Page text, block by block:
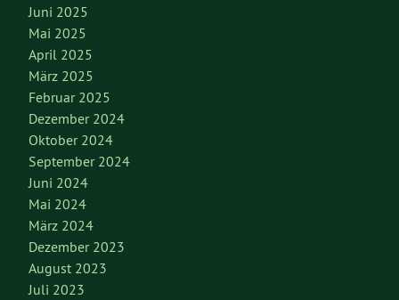
Juni 2025
Mai 2025
April 2025
März 2025
Februar 2025
Dezember 2024
Oktober 2024
September 2024
Juni 2024
Mai 2024
März 2024
Dezember 2023
August 2023
Juli 2023